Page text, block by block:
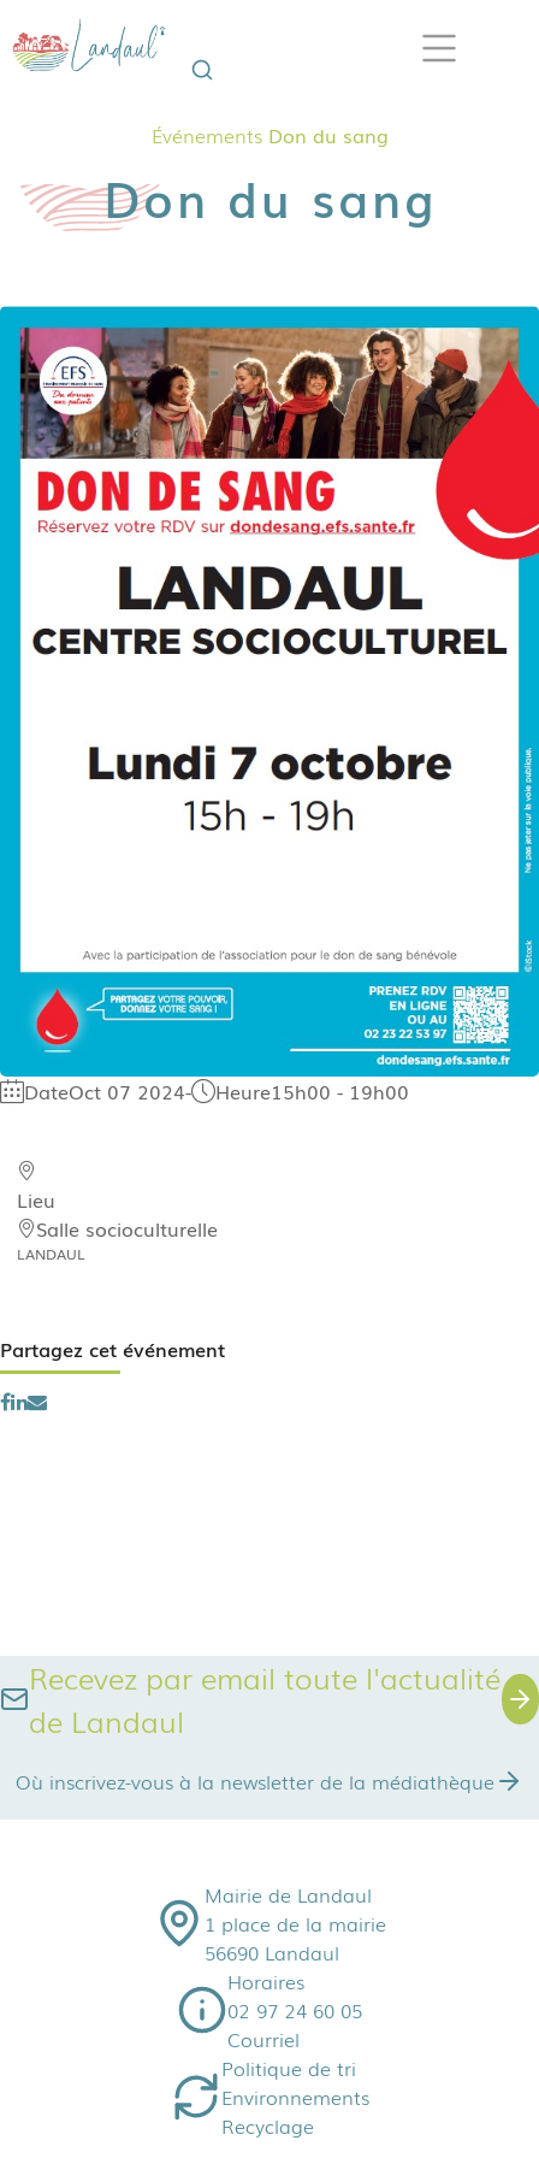
Événements Don du sang
Don du sang
DateOct 07 2024- Heure15h00 - 19h00
Lieu
Salle socioculturelle
LANDAUL
Partagez cet événement
Recevez par email toute l'actualité
de Landaul
Où inscrivez-vous à la newsletter de la médiathèque
Mairie de Landaul
1 place de la mairie
56690 Landaul
Horaires
02 97 24 60 05
Courriel
Politique de tri
Environnements
Recyclage